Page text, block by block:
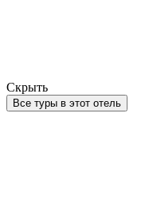
Скрыть
Все туры в этот отель